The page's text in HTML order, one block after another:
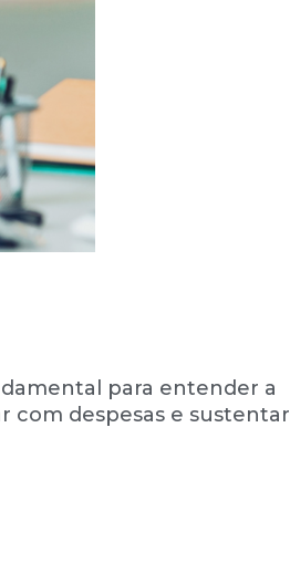
para entender a
com despesas e sustentar